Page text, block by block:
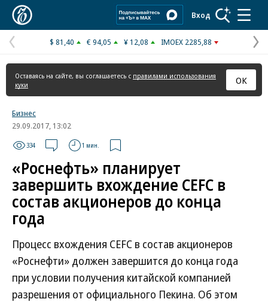
Вход
Предыдущая
страница
$ 81,40 € 94,05 ¥ 12,08 IMOEX 2285,88
Оставаясь на сайте, вы соглашаетесь с правилами использования
куки
ОК
Бизнес
29.09.2017, 13:02
334 1 мин.
«Роснефть» планирует
завершить вхождение CEFC в
состав акционеров до конца
года
Процесс вхождения CEFC в состав акционеров
«Роснефти» должен завершится до конца года
при условии получения китайской компанией
разрешения от официального Пекина. Об этом